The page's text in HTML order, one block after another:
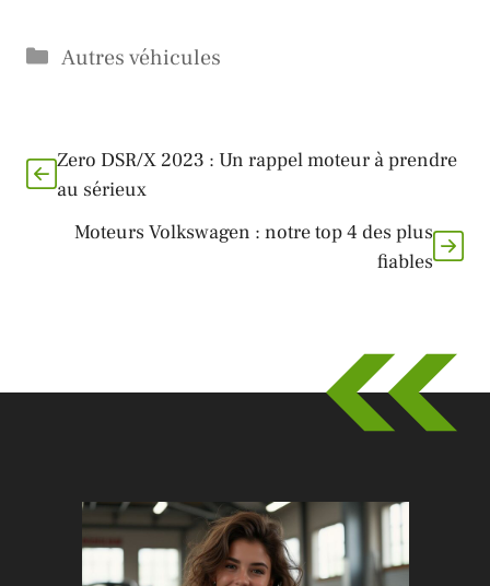
Catégories
Autres véhicules
Zero DSR/X 2023 : Un rappel moteur à prendre
au sérieux
Moteurs Volkswagen : notre top 4 des plus
fiables